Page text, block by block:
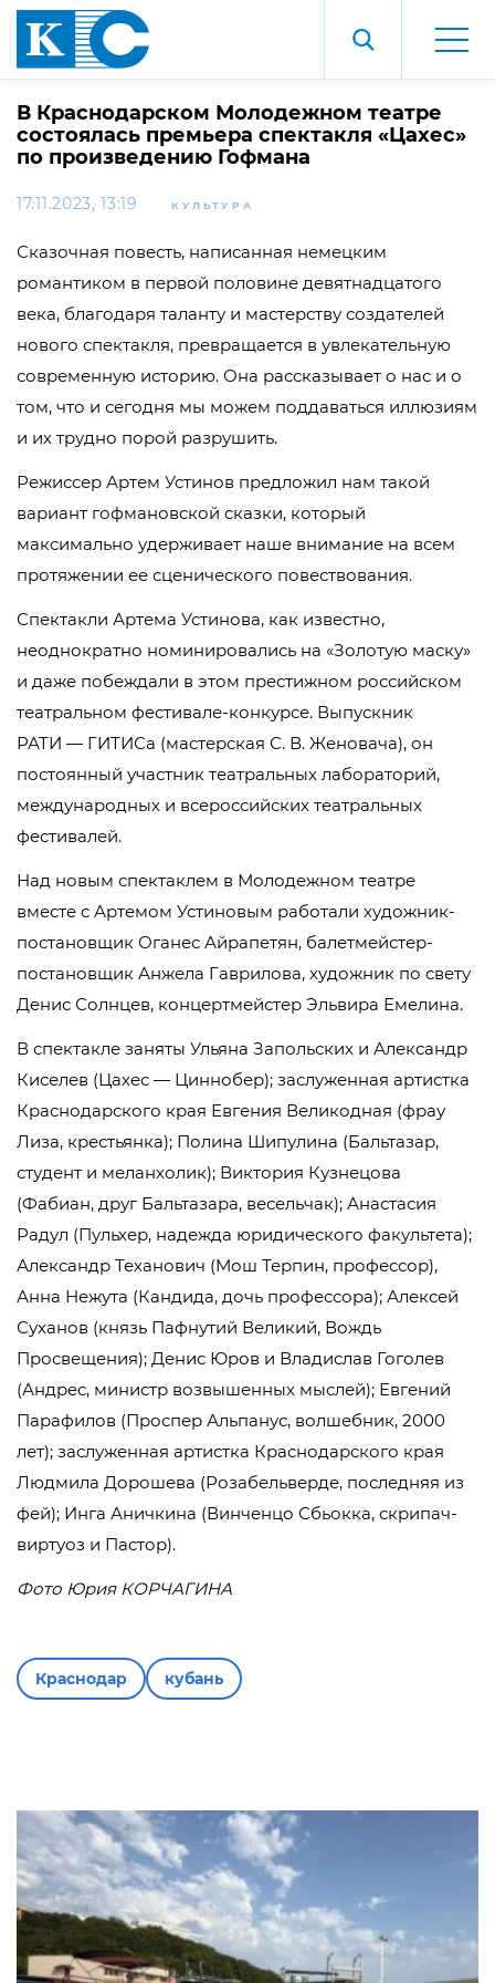
В Краснодарском Молодежном театре
состоялась премьера спектакля «Цахес»
по произведению Гофмана
17.11.2023, 13:19 КУЛЬТУРА
Сказочная повесть, написанная немецким
романтиком в первой половине девятнадцатого
века, благодаря таланту и мастерству создателей
нового спектакля, превращается в увлекательную
современную историю. Она рассказывает о нас и о
том, что и сегодня мы можем поддаваться иллюзиям
и их трудно порой разрушить.
Режиссер Артем Устинов предложил нам такой
вариант гофмановской сказки, который
максимально удерживает наше внимание на всем
протяжении ее сценического повествования.
Спектакли Артема Устинова, как известно,
неоднократно номинировались на «Золотую маску»
и даже побеждали в этом престижном российском
театральном фестивале-конкурсе. Выпускник
РАТИ — ГИТИСа (мастерская С. В. Женовача), он
постоянный участник театральных лабораторий,
международных и всероссийских театральных
фестивалей.
Над новым спектаклем в Молодежном театре
вместе с Артемом Устиновым работали художник-
постановщик Оганес Айрапетян, балетмейстер-
постановщик Анжела Гаврилова, художник по свету
Денис Солнцев, концертмейстер Эльвира Емелина.
В спектакле заняты Ульяна Запольских и Александр
Киселев (Цахес — Циннобер); заслуженная артистка
Краснодарского края Евгения Великодная (фрау
Лиза, крестьянка); Полина Шипулина (Бальтазар,
студент и меланхолик); Виктория Кузнецова
(Фабиан, друг Бальтазара, весельчак); Анастасия
Радул (Пульхер, надежда юридического факультета);
Александр Теханович (Мош Терпин, профессор),
Анна Нежута (Кандида, дочь профессора); Алексей
Суханов (князь Пафнутий Великий, Вождь
Просвещения); Денис Юров и Владислав Гоголев
(Андрес, министр возвышенных мыслей); Евгений
Парафилов (Проспер Альпанус, волшебник, 2000
лет); заслуженная артистка Краснодарского края
Людмила Дорошева (Розабельверде, последняя из
фей); Инга Аничкина (Винченцо Сбьокка, скрипач-
виртуоз и Пастор).
Фото Юрия КОРЧАГИНА
Краснодар кубань